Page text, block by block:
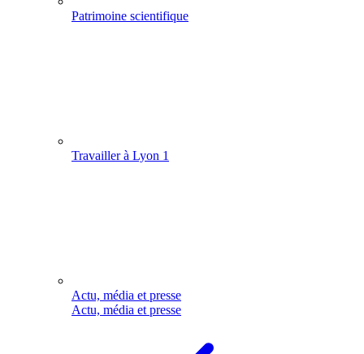
Patrimoine scientifique
Travailler à Lyon 1
Actu, média et presse
Actu, média et presse